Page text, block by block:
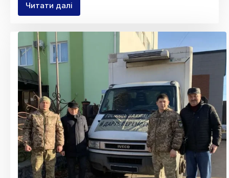
Читати далі
Засідання